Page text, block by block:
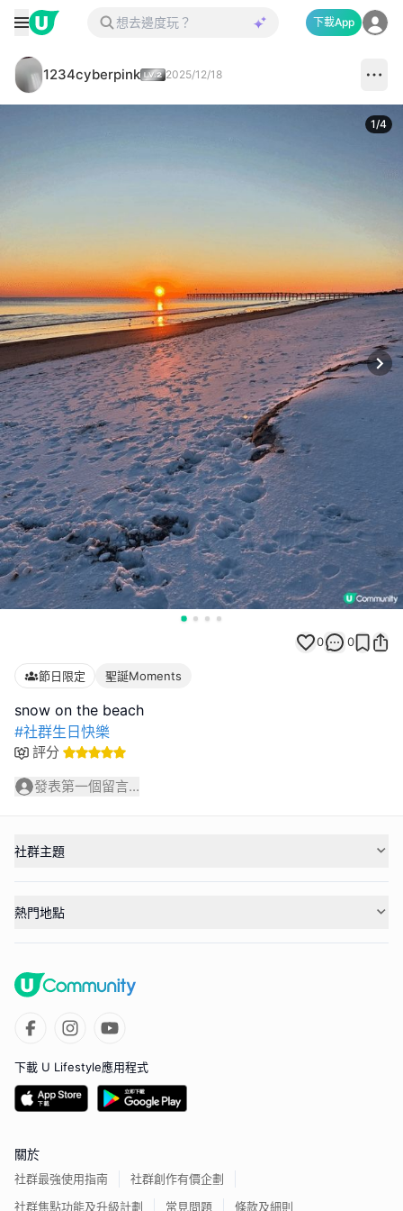
下載App
1234cyberpink 2025/12/18
1/4
0 0
節日限定 聖誕Moments
#社群生日快樂
評分
發表第一個留言...
社群主題
熱門地點
下載 U Lifestyle應用程式
關於
社群最強使用指南
社群創作有價企劃
社群焦點功能及升級計劃
常見問題 條款及細則